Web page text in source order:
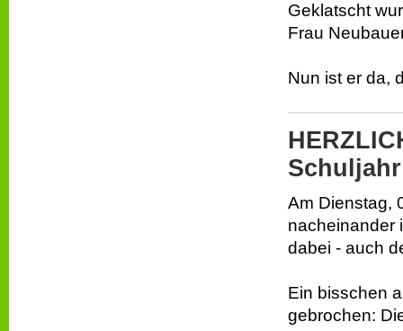
Geklatscht
Frau
Nun ist er da,
Am Dienstag,
nacheinander
dabei - auch
Ein bisschen
gebrochen: